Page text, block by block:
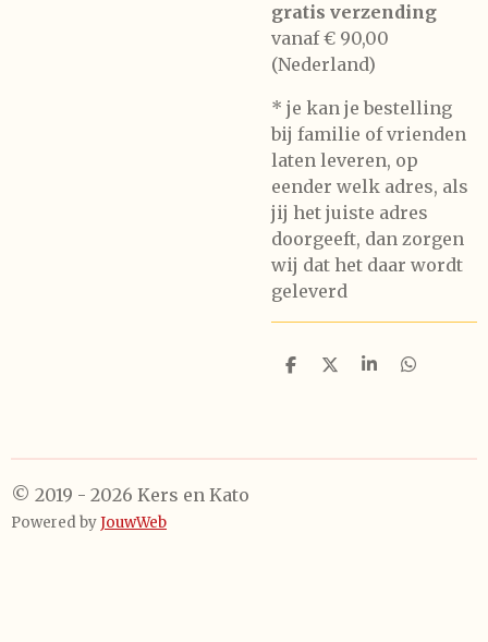
gratis verzending
vanaf € 90,00
(Nederland)
* je kan je bestelling
bij familie of vrienden
laten leveren, op
eender welk adres, als
jij het juiste adres
doorgeeft, dan zorgen
wij dat het daar wordt
geleverd
D
D
S
D
© 2019 - 2026 Kers en Kato
Powered byJouwWeb